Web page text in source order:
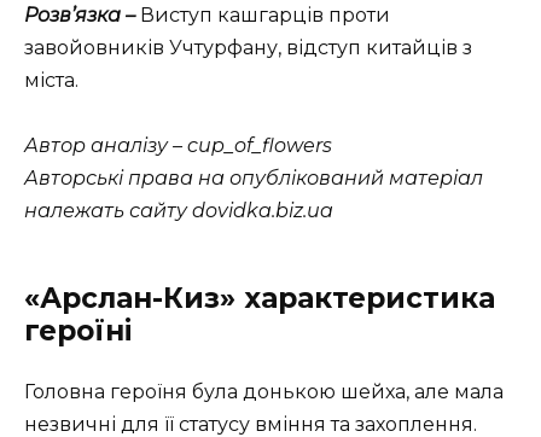
Розв’язка – Виступ кашгарців проти
завойовників Учтурфану, відступ китайців з
міста.
Автор аналізу – cup_of_flowers
Авторські права на опублікований матеріал
належать сайту dovidka.biz.ua
«Арслан-Киз» характеристика
героїні
Головна героїня була донькою шейха, але мала
незвичні для її статусу вміння та захоплення.